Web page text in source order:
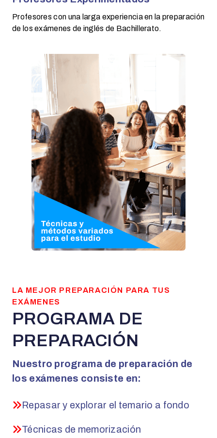
Profesores con una larga experiencia en la preparación
de los exámenes de inglés de Bachillerato.
LA MEJOR PREPARACIÓN PARA TUS
EXÁMENES
PROGRAMA DE
PREPARACIÓN
Nuestro programa de preparación de
los exámenes consiste en:
Repasar y explorar el temario a fondo
Técnicas de memorización